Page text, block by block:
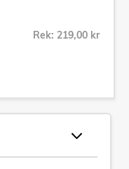
Rek: 219,00 kr